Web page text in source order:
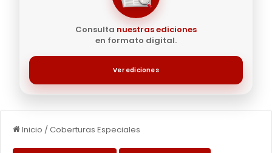
Consulta nuestras ediciones
en formato digital.
Ver ediciones
Inicio /Coberturas Especiales